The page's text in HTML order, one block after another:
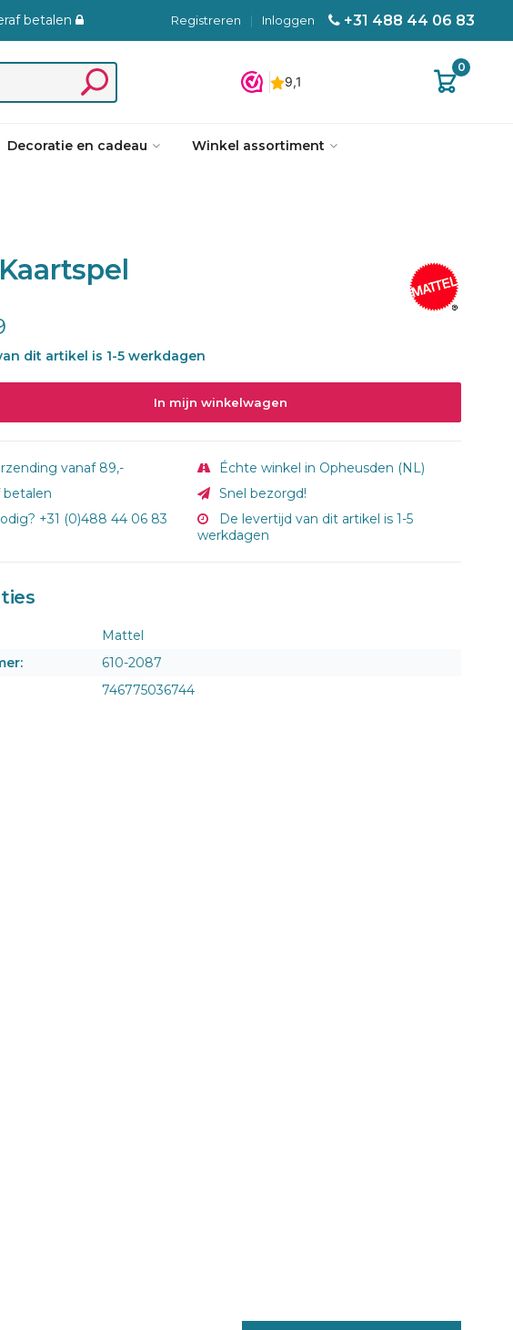
betalen +31 488 44 06 83
Inloggen
|
Registreren
0
Decoratie en cadeau Winkel assortiment
dit artikel is 1-5 werkdagen
In mijn winkelwagen
vanaf 89,-
Échte winkel in Opheusden (NL)
betalen
Snel bezorgd!
+31 (0)488 44 06 83
De levertijd van dit artikel is 1-5
werkdagen
Mattel
610-2087
746775036744